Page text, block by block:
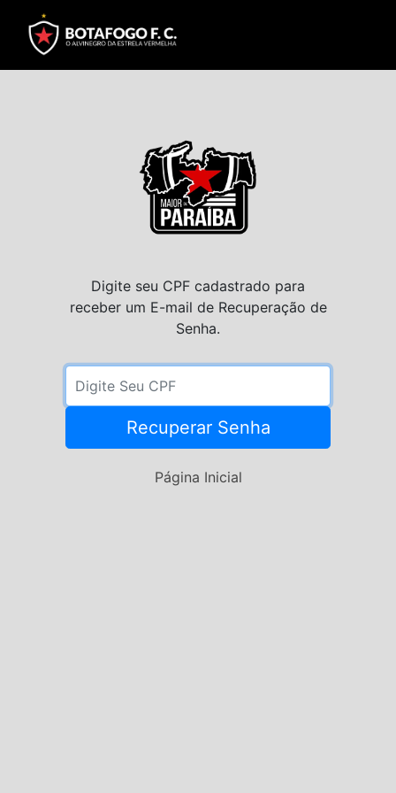
Digite seu CPF cadastrado para
receber um E-mail de Recuperação de
Senha.
Recuperar Senha
Página Inicial